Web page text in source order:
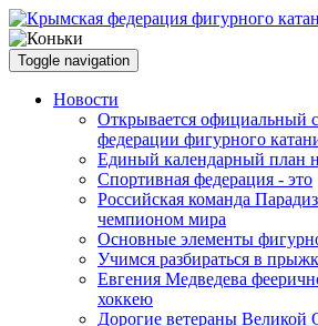
Toggle navigation
Новости
Открывается официальный
федерации фигурного
Единый календарный план
Спортивная федерация - это
Российская команда
чемпионом мира
Основные элементы
Учимся разбираться в
Евгения Медведева
хоккею
Дорогие ветераны Великой